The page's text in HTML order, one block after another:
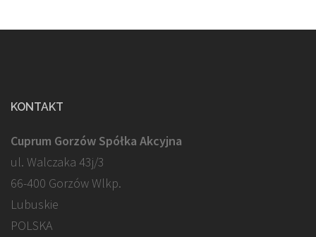
KONTAKT
Cuprum Gorzów Spółka Akcyjna
ul. Walczaka 43j/3
66-400 Gorzów Wlkp.
Lubuskie
POLSKA